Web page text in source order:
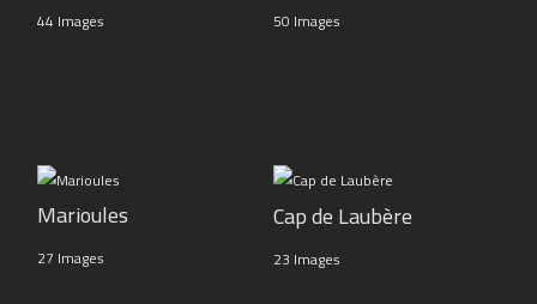
44 Images 50 Images
Marioules
27 Images
Cap de Laubère
23 Images